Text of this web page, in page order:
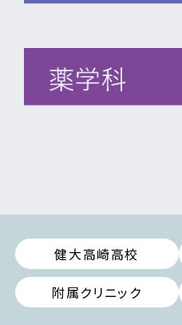
健大高崎高校
附属クリニック